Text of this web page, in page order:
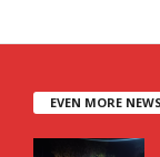
EVEN MORE NEWS